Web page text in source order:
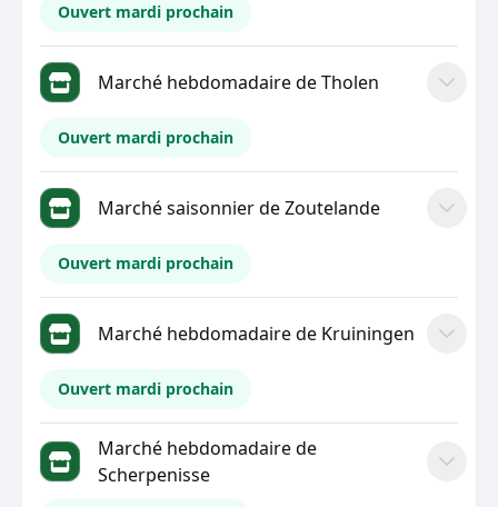
Ouvert mardi prochain
Marché hebdomadaire de Tholen
Ouvert mardi prochain
Marché saisonnier de Zoutelande
Ouvert mardi prochain
Marché hebdomadaire de Kruiningen
Ouvert mardi prochain
Marché hebdomadaire de
Scherpenisse